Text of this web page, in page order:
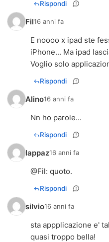
Rispondi
Fil16 anni fa
E noooo x ipad ste
iPhone... Ma ipad
Voglio solo
Rispondi
Alino16 anni fa
Nn ho parole...
Rispondi
lappaz16 anni fa
@Fil: quoto.
Rispondi
silvio16 anni fa
sta appplicazione e'
quasi troppo bella!